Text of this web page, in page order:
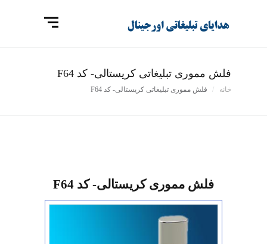
فلش مموری تبلیغاتی کریستالی- کد F64
خانه فلش مموری تبلیغاتی کریستالی- کد F64
فلش مموری کریستالی- کد F64